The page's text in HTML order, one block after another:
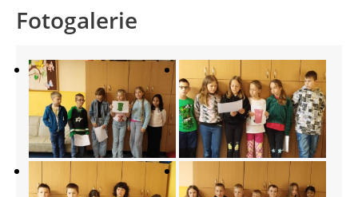
Fotogalerie